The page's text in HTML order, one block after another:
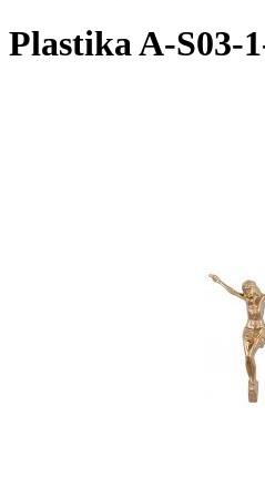
Plastika A-S03-